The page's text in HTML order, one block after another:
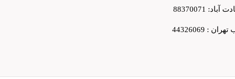
88370071
: 44326069